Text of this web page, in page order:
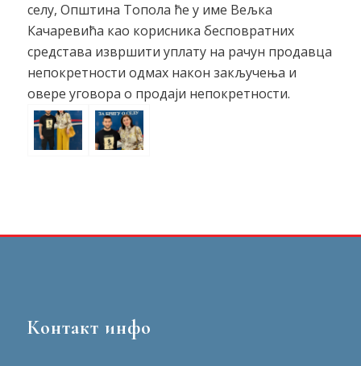
селу, Општина Топола ће у име Вељка
Качаревића као корисника бесповратних
средстава извршити уплату на рачун продавца
непокретности одмах након закључења и
овере уговора о продаји непокретности.
Контакт инфо